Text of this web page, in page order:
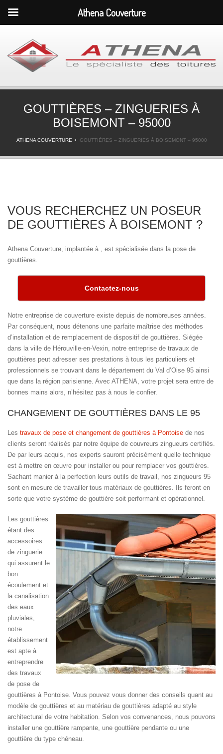
GOUTTIÈRES – ZINGUERIES À
BOISEMONT – 95000
ATHENA COUVERTURE GOUTTIÈRES – ZINGUERIES À BOISEMONT – 95000
VOUS RECHERCHEZ UN POSEUR
DE GOUTTIÈRES À BOISEMONT ?
Athena Couverture, implantée à , est spécialisée dans la pose de
gouttières.
Contactez-nous
Notre entreprise de couverture existe depuis de nombreuses années.
Par conséquent, nous détenons une parfaite maîtrise des méthodes
d’installation et de remplacement de dispositif de gouttières. Siégée
dans la ville de Hérouville-en-Vexin, notre entreprise de travaux de
gouttières peut adresser ses prestations à tous les particuliers et
professionnels se trouvant dans le département du Val d’Oise 95 ainsi
que dans la région parisienne. Avec ATHENA, votre projet sera entre de
bonnes mains alors, n’hésitez pas à nous le confier.
CHANGEMENT DE GOUTTIÈRES DANS LE 95
Les travaux de pose et changement de gouttières à Pontoise de nos
clients seront réalisés par notre équipe de couvreurs zingueurs certifiés.
De par leurs acquis, nos experts sauront précisément quelle technique
est à mettre en œuvre pour installer ou pour remplacer vos gouttières.
Sachant manier à la perfection leurs outils de travail, nos zingueurs 95
sont en mesure de travailler tous matériaux de gouttières. Ils feront en
sorte que votre système de gouttière soit performant et opérationnel.
Les gouttières
étant des
accessoires
de zinguerie
qui assurent le
bon
écoulement et
la canalisation
des eaux
pluviales,
notre
établissement
est apte à
entreprendre
des travaux
de pose de
gouttières à Pontoise. Vous pouvez vous donner des conseils quant au
modèle de gouttières et au matériau de gouttières adapté au style
architectural de votre habitation. Selon vos convenances, nous pouvons
installer une gouttière rampante, une gouttière pendante ou une
gouttière du type chéneau.
Athena Couverture